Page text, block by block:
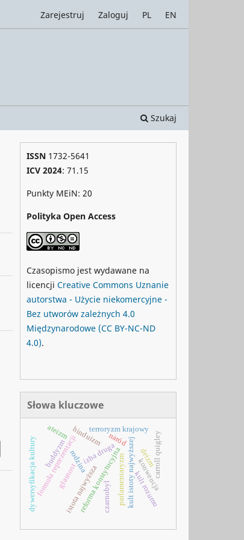
Szukaj
Zarejestruj Zaloguj PL EN
ISSN 1732-5641
ICV 2024: 71.15
Punkty MEiN: 20
Polityka Open Access
Czasopismo jest wydawane na
licencji Creative Commons Uznanie
autorstwa - Użycie niekomercyjne -
Bez utworów zależnych 4.0
Międzynarodowe (CC BY-NC-ND
4.0).
Słowa kluczowe
rodzinareforma konstytucyjna
istota najwyższa kult istoty najwyższejkult rozumu
formuła reprezentacji izba drugaparlamentaryzm
hinduizm
buddyzm
terroryzm krajowy
czarnobyl
konwencja
deizm
głasnost carroll quigley
ateizm naród
dywersyfikacja kultury